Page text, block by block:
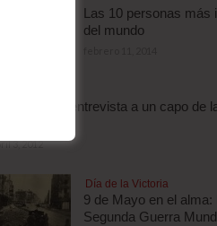
Las 10 personas más
del mundo
entrevista a un capo de
3, 2012
Día de la Victoria
9 de Mayo en el alma:
Segunda Guerra